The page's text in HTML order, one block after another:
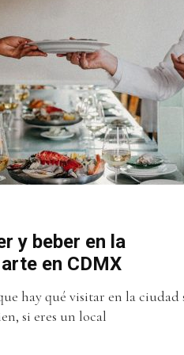
y beber en la
en CDMX
hay qué visitar en la ciudad
si eres un local